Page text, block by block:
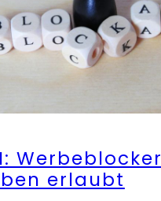
Werbeblocker
erlaubt